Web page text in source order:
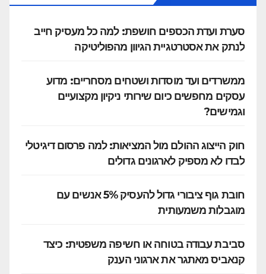
סערת ועדת הכספים חושפת: למה כל מעסיק חייב
לנתק את אסטרטגיית הגיוון מהפוליטיקה
ממשרדים ועד מוסדות ושטחים מסחריים: מדוע
עסקים מחפשים כיום שירותי ניקיון מקצועיים
וגמישים?
חוק הייצוג ההולם מול המציאות: למה פרסום דיגיטלי
לבדו לא מספיק לארגונים גדולים
חובת גוף ציבורי גדול להעסיק 5% אנשים עם
מוגבלות משמעותית
סביבת עבודה בטוחה או חשיפה משפטית: כיצד
קנאביס מאתגר את ארגוני הענק